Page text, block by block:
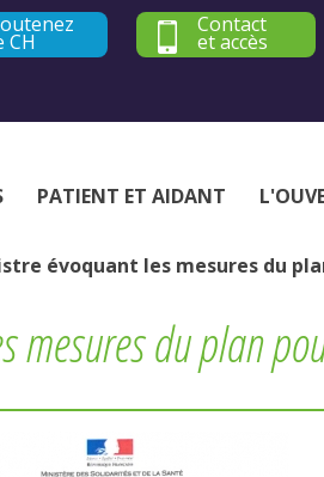
CH
Contact
et accès
PATIENT ET AIDANT
évoquant les mesures du
mesures du plan